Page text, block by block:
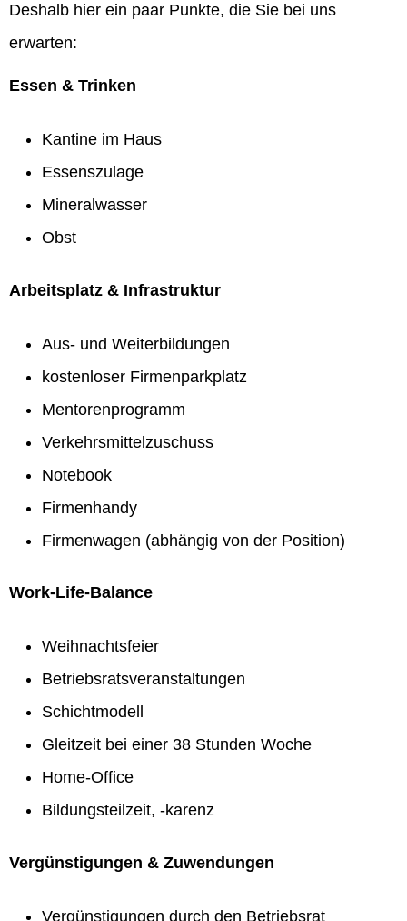
Deshalb hier ein paar Punkte, die Sie bei uns
erwarten:
Essen & Trinken
Kantine im Haus
Essenszulage
Mineralwasser
Obst
Arbeitsplatz & Infrastruktur
Aus- und Weiterbildungen
kostenloser Firmenparkplatz
Mentorenprogramm
Verkehrsmittelzuschuss
Notebook
Firmenhandy
Firmenwagen (abhängig von der Position)
Work-Life-Balance
Weihnachtsfeier
Betriebsratsveranstaltungen
Schichtmodell
Gleitzeit bei einer 38 Stunden Woche
Home-Office
Bildungsteilzeit, -karenz
Vergünstigungen & Zuwendungen
Vergünstigungen durch den Betriebsrat